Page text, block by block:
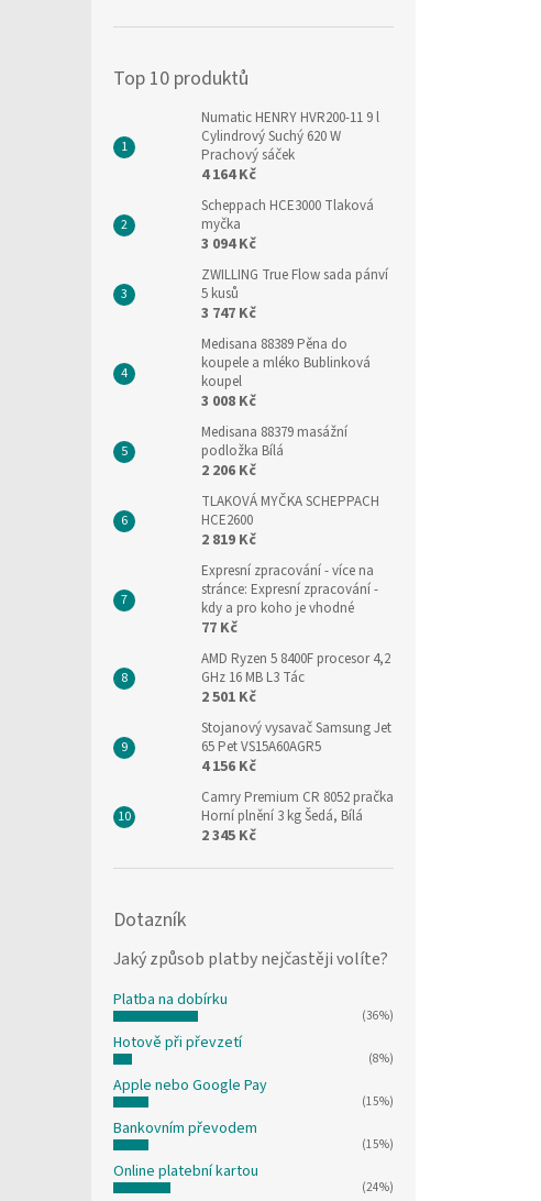
Top 10 produktů
Numatic HENRY HVR200-11 9 l
Cylindrový Suchý 620 W
Prachový sáček
4 164 Kč
Scheppach HCE3000 Tlaková
myčka
3 094 Kč
ZWILLING True Flow sada pánví
5 kusů
3 747 Kč
Medisana 88389 Pěna do
koupele a mléko Bublinková
koupel
3 008 Kč
Medisana 88379 masážní
podložka Bílá
2 206 Kč
TLAKOVÁ MYČKA SCHEPPACH
HCE2600
2 819 Kč
Expresní zpracování- více na
stránce: Expresní zpracování -
kdy a pro koho je vhodné
77 Kč
AMD Ryzen 5 8400F procesor 4,2
GHz 16 MB L3 Tác
2 501 Kč
Stojanový vysavač Samsung Jet
65 Pet VS15A60AGR5
4 156 Kč
Camry Premium CR 8052 pračka
Horní plnění 3 kg Šedá, Bílá
2 345 Kč
Dotazník
Jaký způsob platby nejčastěji volíte?
Platba na dobírku
(36%)
Hotově při převzetí
(8%)
Apple nebo Google Pay
(15%)
Bankovním převodem
(15%)
Online platební kartou
(24%)